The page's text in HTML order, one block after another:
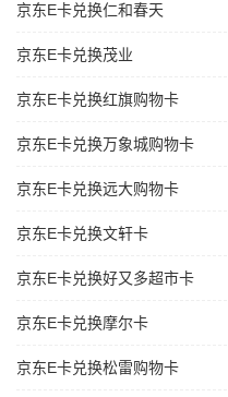
京东E卡兑换仁和春天
京东E卡兑换茂业
京东E卡兑换红旗购物卡
京东E卡兑换万象城购物卡
京东E卡兑换远大购物卡
京东E卡兑换文轩卡
京东E卡兑换好又多超市卡
京东E卡兑换摩尔卡
京东E卡兑换松雷购物卡